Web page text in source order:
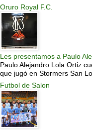
Oruro Royal F.C.
Les presentamos a Paulo
Paulo Alejandro Lola Ortiz
que jugó en Stormers San
Futbol de Salon